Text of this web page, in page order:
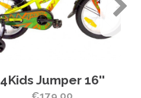
4Kids Jumper 16''